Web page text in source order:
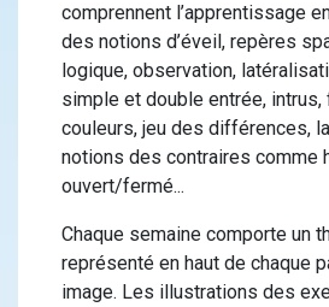
comprennent l’apprentissage
des notions d’éveil, repères
logique, observation,
simple et double entrée, intrus,
couleurs, jeu des différences,
notions des contraires comme
ouvert/fermé...
Chaque semaine comporte un
représenté en haut de chaque
image. Les illustrations des